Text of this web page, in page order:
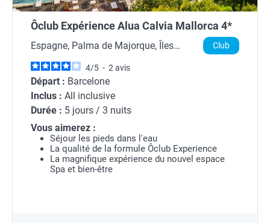
Ôclub Expérience Alua Calvia Mallorca 4*
Espagne, Palma de Majorque, Îles
Baléares
Club
4/5 - 2 avis
Départ : Barcelone
Inclus : All inclusive
Durée : 5 jours / 3 nuits
Vous aimerez :
Séjour les pieds dans l'eau
La qualité de la formule Ôclub Experience
La magnifique expérience du nouvel espace
Spa et bien-être